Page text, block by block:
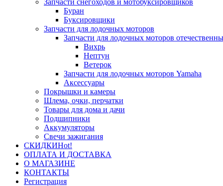
Запчасти снегоходов и мотобуксировщиков
Буран
Буксировщики
Запчасти для лодочных моторов
Запчасти для лодочных моторов
Вихрь
Нептун
Ветерок
Запчасти для лодочных моторов Yamaha
Аксессуары
Покрышки и камеры
Шлема, очки, перчатки
Товары для дома и дачи
Подшипники
Аккумуляторы
Свечи зажигания
СКИДКИHot!
ОПЛАТА И ДОСТАВКА
О МАГАЗИНЕ
КОНТАКТЫ
Регистрация